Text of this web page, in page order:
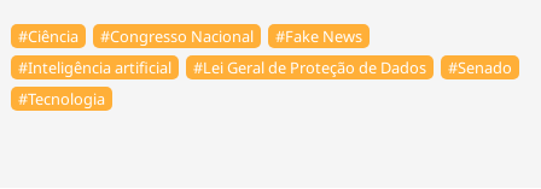
#Ciência #Congresso Nacional
#Fake News
#Inteligência artificial
#Lei Geral de Proteção de Dados
#Senado
#Tecnologia